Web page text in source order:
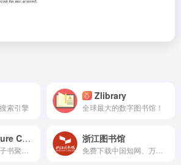
索引擎
Zlibrary
全球最大的数字图书馆！
Ebook Treasure Chest 浙江图书馆